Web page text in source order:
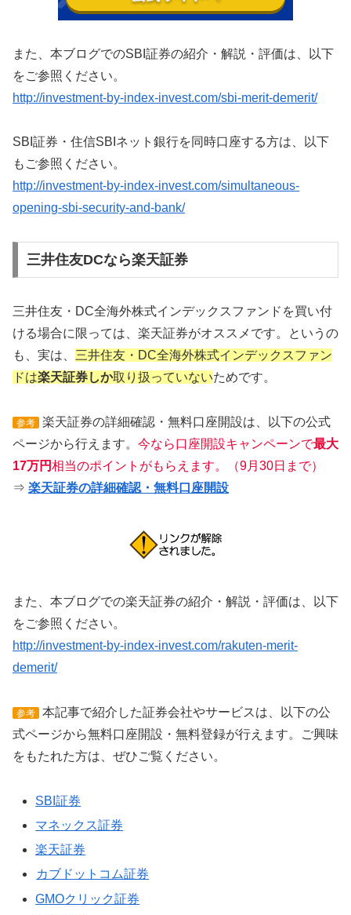
また、本ブログでのSBI証券の紹介・解説・評価は、以下
をご参照ください。
http://investment-by-index-invest.com/sbi-merit-demerit/
SBI証券・住信SBIネット銀行を同時口座する方は、以下
もご参照ください。
http://investment-by-index-invest.com/simultaneous-
opening-sbi-security-and-bank/
三井住友DCなら楽天証券
三井住友・DC全海外株式インデックスファンドを買い付
ける場合に限っては、楽天証券がオススメです。というの
も、実は、 三井住友・DC全海外株式インデックスファン
ドは楽天証券しか取り扱っていないためです。
参考
楽天証券の詳細確認・無料口座開設は、以下の公式
ページから行えます。 今なら口座開設キャンペーンで最大
17万円相当のポイントがもらえます。（9月30日まで）
⇒ 楽天証券の詳細確認・無料口座開設
また、本ブログでの楽天証券の紹介・解説・評価は、以下
をご参照ください。
http://investment-by-index-invest.com/rakuten-merit-
demerit/
参考
本記事で紹介した証券会社やサービスは、以下の公
式ページから無料口座開設・無料登録が行えます。ご興味
をもたれた方は、ぜひご覧ください。
SBI証券
マネックス証券
楽天証券
カブドットコム証券
GMOクリック証券